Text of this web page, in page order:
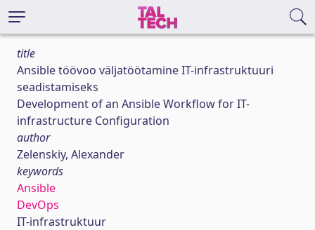
title
Ansible töövoo väljatöötamine IT-infrastruktuuri
seadistamiseks
Development of an Ansible Workflow for IT-
infrastructure Configuration
author
Zelenskiy, Alexander
keywords
Ansible
DevOps
IT-infrastruktuur